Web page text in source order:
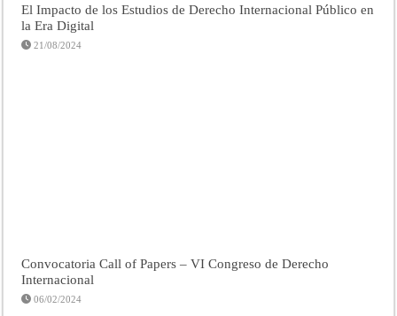
El Impacto de los Estudios de Derecho Internacional Público en
la Era Digital
21/08/2024
Convocatoria Call of Papers – VI Congreso de Derecho
Internacional
06/02/2024